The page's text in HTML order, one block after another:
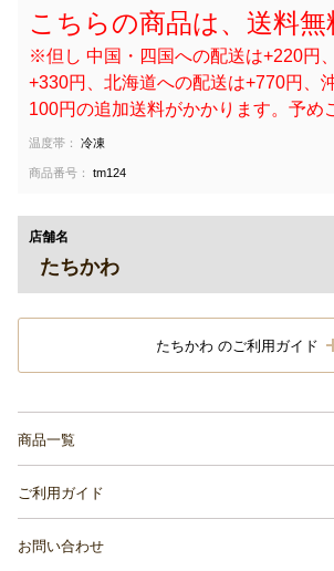
こちらの商品は、送料無
※但し 中国・四国への配送は+220円
+330円、北海道への配送は+770円、
100円の追加送料がかかります。予め
温度帯： 冷凍
商品番号： tm124
店舗名
たちかわ
たちかわ のご利用ガイド
商品一覧
ご利用ガイド
お問い合わせ